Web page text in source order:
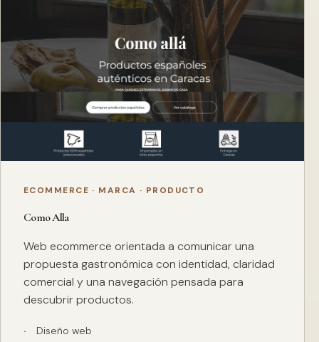
ECOMMERCE · MARCA · PRODUCTO
Como Alla
Web ecommerce orientada a comunicar una
propuesta gastronómica con identidad, claridad
comercial y una navegación pensada para
descubrir productos.
Diseño web